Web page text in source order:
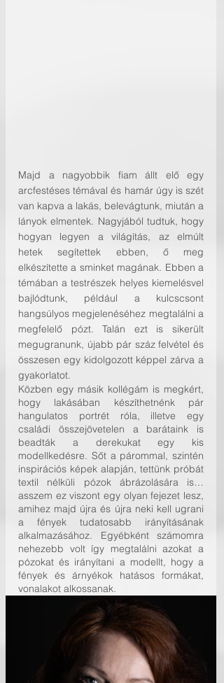
Majd a nagyobbik fiam állt elő egy
arcfestéses témával és hamár úgy is szét
van kapva a lakás, belevágtunk, miután a
lányok elmentek. Nagyjából tudtuk, hogy
hogyan legyen a világítás, az elmúlt
hetek segítettek ebben, ő meg
elkészítette a sminket magának. Ebben a
témában a testrészek helyes kiemelésvel
bajlódtunk, például a kulcscsont
hangsúlyos megjelenéséhez megtalálni a
megfelelő pózt. Talán ezt is sikerült
megugranunk, újabb pár száz felvétel és
összesen egy kidolgozott képpel zárva a
gyakorlatot.
Közben egy másik kollégám is megkért,
hogy lakásában készíthetnénk pár
hangulatos portrét róla, illetve egy
családi összejövetelen a barátaink is
beadták a derekukat egy kis
modellkedésre. Sőt a párommal, szintén
inspirációs képek alapján, tettünk próbát
textil nélküli pózok ábrázolására is…
asszem ez viszont egy olyan fejezet lesz,
amihez majd újra és újra neki kell ugrani
a fények tudatosabb irányításának
alkalmazásához. Egyébként számomra
nehezebb volt így megtalálni azokat a
pózokat és irányítani a modellt, hogy a
fények és árnyékok hatásos formákat,
vonalakot alkossanak.